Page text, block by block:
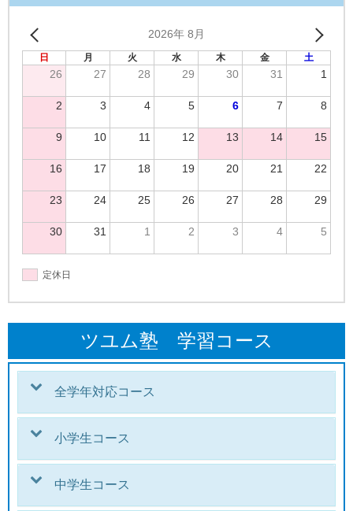
2026年 8月
日 月 火 水 木 金 土
26 27 28 29 30 31 1
2 3 4 5 6 7 8
9 10 11 12 13 14 15
16 17 18 19 20 21 22
23 24 25 26 27 28 29
30 31 1 2 3 4 5
定休日
ツユム塾 学習コース
全学年対応コース
小学生コース
中学生コース